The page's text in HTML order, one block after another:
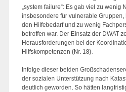
„system failure“: Es gab viel zu wenig
insbesondere für vulnerable
den Hilfebedarf und zu wenig
betroffen war. Der Einsatz der DWAT
Herausforderungen bei der
Hilfskompetenzen (Nr. 18).
Infolge dieser beiden
der sozialen Unterstützung nach
deutlich geworden. So hätten